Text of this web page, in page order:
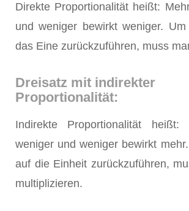
Direkte Proportionalität heißt:
und weniger bewirkt weniger.
das Eine zurückzuführen, muss
Dreisatz mit indirekter
Proportionalität:
Indirekte Proportionalität heißt:
weniger und weniger bewirkt
auf die Einheit zurückzuführen,
multiplizieren.